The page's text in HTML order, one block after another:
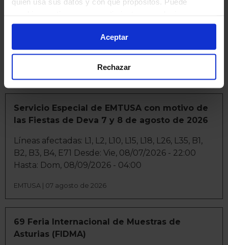
momento desde la Declaración de cookies o clicando en
el Menú de consentimiento.
Si lo permite, también quisiéramos:
Recopilar información sobre su ubicación
geográfica que puede tener una precisión de varios
Identificar su dispositivo analizándolo activamente
para buscar características específicas (huellas
digitales)
Obtenga más información sobre cómo se procesan sus
datos personales y establezca sus preferencias en la
consentimiento en cualquier momento en la Declaración
de cookies.
La publicidad digital personalizada, basada en la
información recogida mediante cookies o tecnologías
Aceptar
Rechazar
Cortes de tráfico durante el eclipse solar
Líneas afectadas: Desde: Mar, 08/11/2026 - 00:00
Hasta: Jue, 08/13/2026 - 23:59
EMTUSA | 11 agosto de 2026
Servicio Especial de EMTUSA con motivo de
las Fiestas de Deva 7 y 8 de agosto de 2026
Líneas afectadas: L1, L2, L10, L15, L18, L26, L35, B1,
B2, B3, B4, E71 Desde: Vie, 08/07/2026 - 22:00
Hasta: Dom, 08/09/2026 - 04:00
EMTUSA | 07 agosto de 2026
69 Feria Internacional de Muestras de
Asturias (FIDMA)